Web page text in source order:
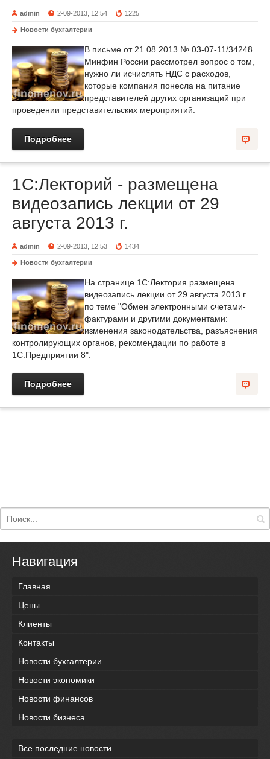
admin 2-09-2013, 12:54 1225
Новости бухгалтерии
В письме от 21.08.2013 № 03-07-11/34248
Минфин России рассмотрел вопрос о том,
нужно ли исчислять НДС с расходов,
которые компания понесла на питание
представителей других организаций при
проведении представительских мероприятий.
Подробнее
1С:Лекторий - размещена
видеозапись лекции от 29
августа 2013 г.
admin 2-09-2013, 12:53 1434
Новости бухгалтерии
На странице 1С:Лектория размещена
видеозапись лекции от 29 августа 2013 г.
по теме "Обмен электронными счетами-
фактурами и другими документами:
изменения законодательства, разъяснения
контролирующих органов, рекомендации по работе в
1С:Предприятии 8".
Подробнее
Навигация
Главная
Цены
Клиенты
Контакты
Новости бухгалтерии
Новости экономики
Новости финансов
Новости бизнеса
Все последние новости